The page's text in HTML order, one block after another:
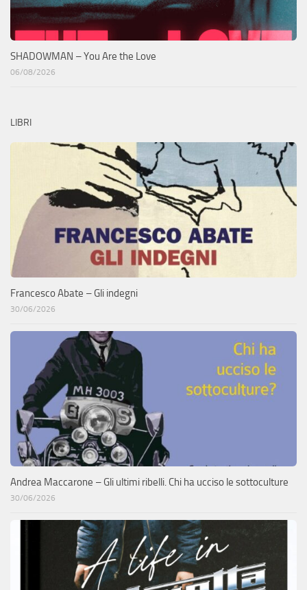
SHADOWMAN – You Are the Love
06/08/2026
LIBRI
Francesco Abate – Gli indegni
30/06/2026
Andrea Maccarone – Gli ultimi ribelli. Chi ha ucciso le sottoculture
30/06/2026